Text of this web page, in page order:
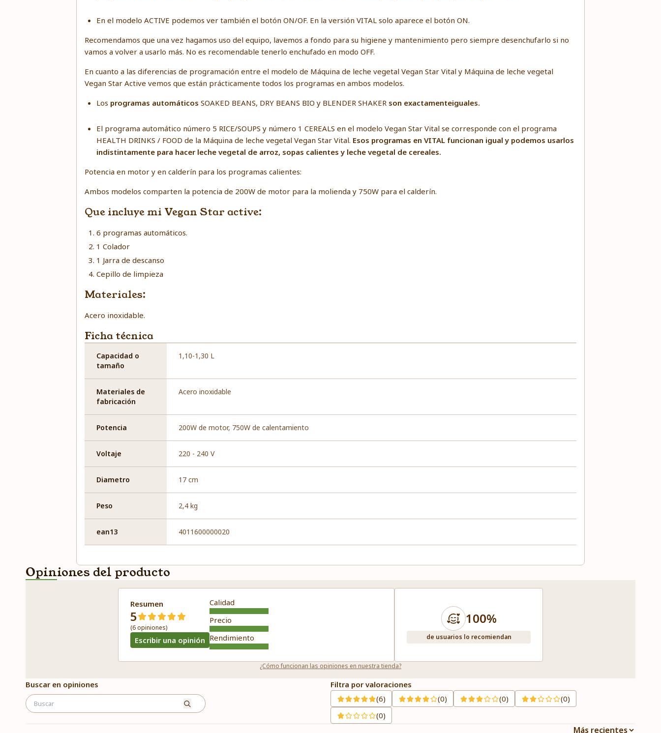
En el modelo ACTIVE podemos ver también el botón ON/OF. En la versión VITAL solo aparece el botón ON.
Recomendamos que una vez hagamos uso del equipo, lavemos a fondo para su higiene y mantenimiento pero siempre desenchufarlo si no
vamos a volver a usarlo más. No es recomendable tenerlo enchufado en modo OFF.
En cuanto a las diferencias de programación entre el modelo de Máquina de leche vegetal Vegan Star Vital y Máquina de leche vegetal
Vegan Star Active vemos que están prácticamente todos los programas en ambos modelos.
Los programas automáticos SOAKED BEANS, DRY BEANS BIO y BLENDER SHAKER son exactamenteiguales.
El programa automático número 5 RICE/SOUPS y número 1 CEREALS en el modelo Vegan Star Vital se corresponde con el programa
HEALTH DRINKS / FOOD de la Máquina de leche vegetal Vegan Star Vital. Esos programas en VITAL funcionan igual y podemos usarlos
indistintamente para hacer leche vegetal de arroz, sopas calientes y leche vegetal de cereales.
Potencia en motor y en calderín para los programas calientes:
Ambos modelos comparten la potencia de 200W de motor para la molienda y 750W para el calderín.
Que incluye mi Vegan Star active:
6 programas automáticos.
1 Colador
1 Jarra de descanso
Cepillo de limpieza
Materiales:
Acero inoxidable.
Ficha técnica
Capacidad o
tamaño
1,10-1,30 L
Materiales de
fabricación
Acero inoxidable
Potencia 200W de motor, 750W de calentamiento
Voltaje 220 - 240 V
Diametro 17 cm
Peso 2,4 kg
ean13 4011600000020
Opiniones del producto
Resumen
5
(6 opiniones)
Escribir una opinión
Calidad
Precio
Rendimiento
100%
de usuarios lo recomiendan
¿Cómo funcionan las opiniones en nuestra tienda?
Buscar en opiniones
Filtra por valoraciones
(6)
(0) (0)
(0)
(0)